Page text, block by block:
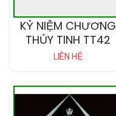
KỶ NIỆM CHƯƠNG
THỦY TINH TT42
LIÊN HỆ